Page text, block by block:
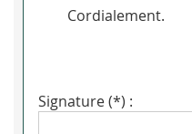
Cordialement.
Signature (*) :